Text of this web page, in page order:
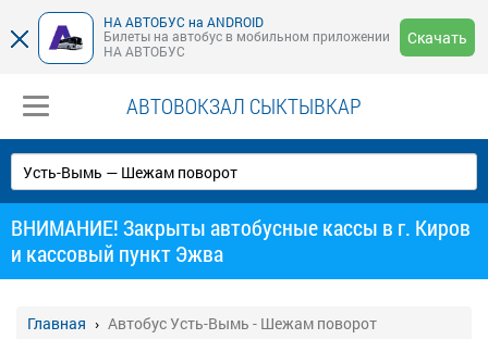
НА АВТОБУС на ANDROID
Билеты на автобус в мобильном приложении
НА АВТОБУС
Скачать
АВТОВОКЗАЛ СЫКТЫВКАР
ВНИМАНИЕ! Закрыты автобусные кассы в г. Киров
и кассовый пункт Эжва
Главная Автобус Усть-Вымь - Шежам поворот